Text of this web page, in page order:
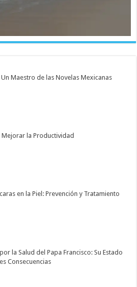
Maestro de las Novelas Mexicanas
la Productividad
en la Piel: Prevención y Tratamiento
la Salud del Papa Francisco: Su Estado
Consecuencias